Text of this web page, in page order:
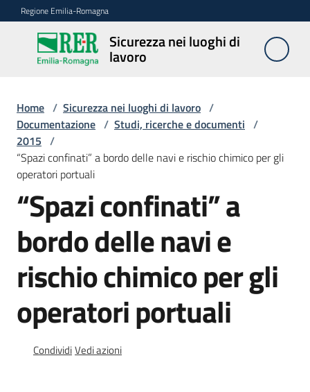
Vai al contenuto
Vai alla navigazione
Vai al footer
Regione Emilia-Romagna
Sicurezza nei luoghi di
lavoro
Sicurezza
nei
lavoro
Notizie
Sicurezza
nelle
costruzioni
Coordinamento
prevenzione
e
Home / Sicurezza nei luoghi di lavoro /
Documentazione / Studi, ricerche e documenti /
2015 /
“Spazi confinati” a bordo delle navi e rischio chimico per gli
operatori portuali
“Spazi confinati” a
bordo delle navi e
rischio chimico per gli
operatori portuali
CondividiVedi azioni